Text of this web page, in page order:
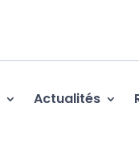
Actualités